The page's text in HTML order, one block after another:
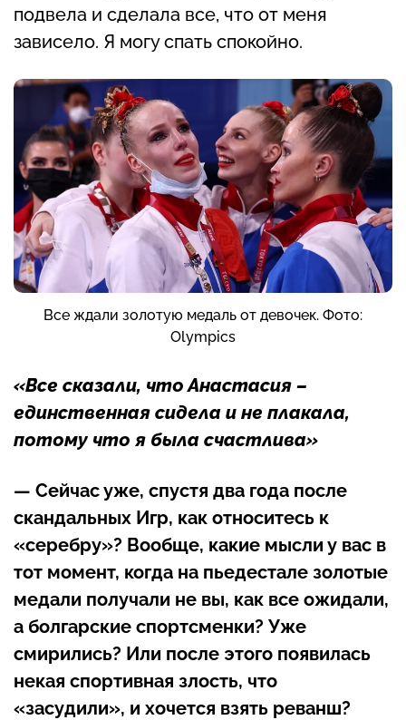
подвела и сделала все, что от меня
зависело. Я могу спать спокойно.
Все ждали золотую медаль от девочек. Фото:
Olympics
«Все сказали, что Анастасия –
единственная сидела и не плакала,
потому что я была счастлива»
— Сейчас уже, спустя два года после
скандальных Игр, как относитесь к
«серебру»? Вообще, какие мысли у вас в
тот момент, когда на пьедестале золотые
медали получали не вы, как все ожидали,
а болгарские спортсменки? Уже
смирились? Или после этого появилась
некая спортивная злость, что
«засудили», и хочется взять реванш?